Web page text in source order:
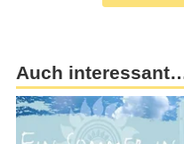
Auch